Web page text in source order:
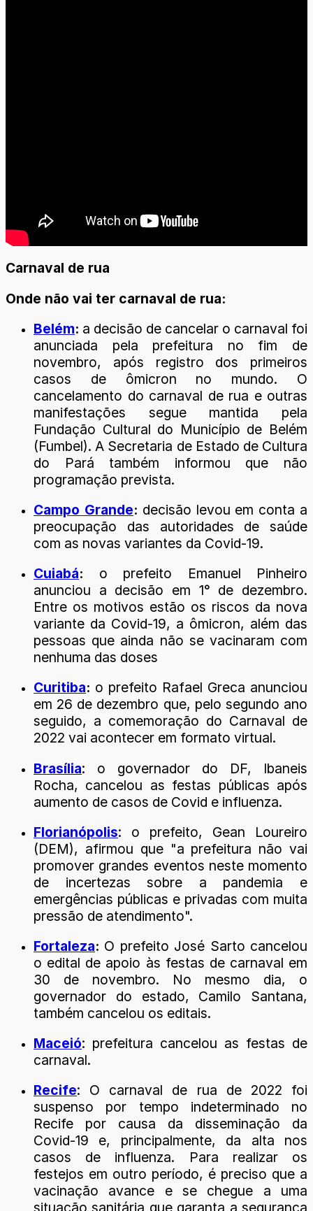
Carnaval de rua
Onde não vai ter carnaval de rua:
Belém: a decisão de cancelar o carnaval foi
anunciada pela prefeitura no fim de
novembro, após registro dos primeiros
casos de ômicron no mundo. O
cancelamento do carnaval de rua e outras
manifestações segue mantida pela
Fundação Cultural do Município de Belém
(Fumbel). A Secretaria de Estado de Cultura
do Pará também informou que não
programação prevista.
Campo Grande: decisão levou em conta a
preocupação das autoridades de saúde
com as novas variantes da Covid-19.
Cuiabá: o prefeito Emanuel Pinheiro
anunciou a decisão em 1° de dezembro.
Entre os motivos estão os riscos da nova
variante da Covid-19, a ômicron, além das
pessoas que ainda não se vacinaram com
nenhuma das doses
Curitiba: o prefeito Rafael Greca anunciou
em 26 de dezembro que, pelo segundo ano
seguido, a comemoração do Carnaval de
2022 vai acontecer em formato virtual.
Brasília: o governador do DF, Ibaneis
Rocha, cancelou as festas públicas após
aumento de casos de Covid e influenza.
Florianópolis: o prefeito, Gean Loureiro
(DEM), afirmou que "a prefeitura não vai
promover grandes eventos neste momento
de incertezas sobre a pandemia e
emergências públicas e privadas com muita
pressão de atendimento".
Fortaleza: O prefeito José Sarto cancelou
o edital de apoio às festas de carnaval em
30 de novembro. No mesmo dia, o
governador do estado, Camilo Santana,
também cancelou os editais.
Maceió: prefeitura cancelou as festas de
carnaval.
Recife: O carnaval de rua de 2022 foi
suspenso por tempo indeterminado no
Recife por causa da disseminação da
Covid-19 e, principalmente, da alta nos
casos de influenza. Para realizar os
festejos em outro período, é preciso que a
vacinação avance e se chegue a uma